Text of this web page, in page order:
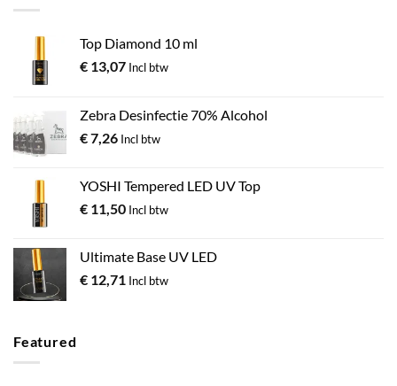
Top Diamond 10 ml
€ 13,07 Incl btw
Zebra Desinfectie 70% Alcohol
€7,26 Incl btw
YOSHI Tempered LED UV Top
€ 11,50 Incl btw
Ultimate Base UV LED
€ 12,71 Incl btw
Featured